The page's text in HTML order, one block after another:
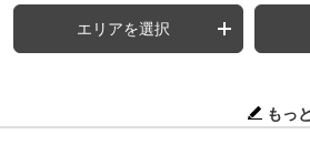
エリアを選択
もっ